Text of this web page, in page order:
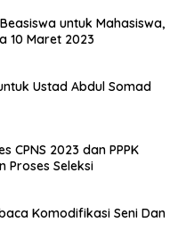
untuk Mahasiswa,
10 Maret 2023
Ustad Abdul Somad
CPNS 2023 dan PPPK
Proses Seleksi
Komodifikasi Seni Dan